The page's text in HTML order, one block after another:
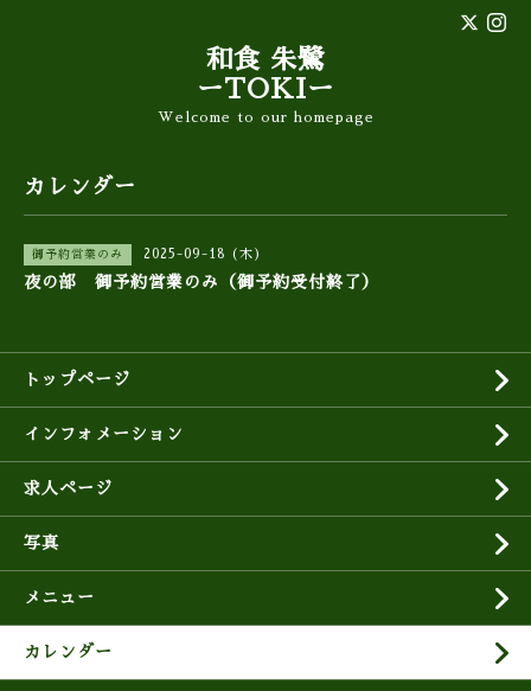
和食 朱鷺
ーTOKIー
Welcome to our homepage
カレンダー
御予約営業のみ 2025-09-18 (木)
夜の部 御予約営業のみ（御予約受付終了）
トップページ
インフォメーション
求人ページ
写真
メニュー
カレンダー